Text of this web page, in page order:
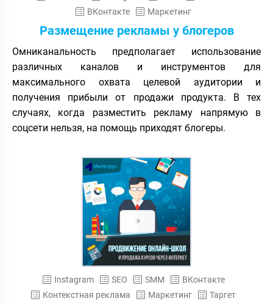
ВКонтакте
Маркетинг
Размещение рекламы у блогеров
Омниканальность предполагает использование
различных каналов и инструментов для
максимального охвата целевой аудитории и
получения прибыли от продажи продукта. В тех
случаях, когда разместить рекламу напрямую в
соцсети нельзя, на помощь приходят блогеры.
Instagram SEO SMM
ВКонтакте
Контекстная реклама
Маркетинг Таргет